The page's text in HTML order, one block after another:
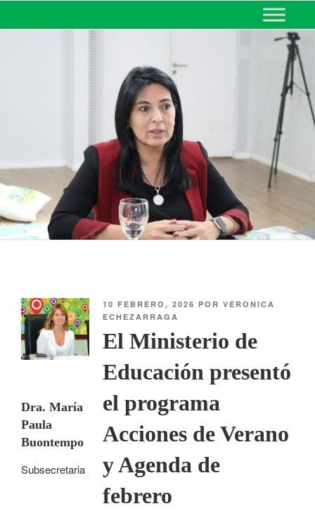
MINISTERIO DE EDUCACIÓN
DE CORRIENTES
10 FEBRERO, 2026 PORVERONICA
ECHEZARRAGA
El Ministerio de
Educación presentó
el programa
Acciones de Verano
y Agenda de
febrero
Dra. María
Paula
Buontempo
Subsecretaria